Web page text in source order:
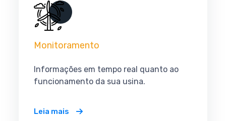
Monitoramento
Informações em tempo real quanto ao
funcionamento da sua usina.
Leia mais